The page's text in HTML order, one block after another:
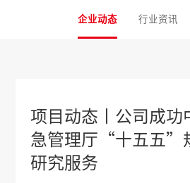
企业动态 行业资讯
项目动态丨公司成功
急管理厅“十五五”
研究服务